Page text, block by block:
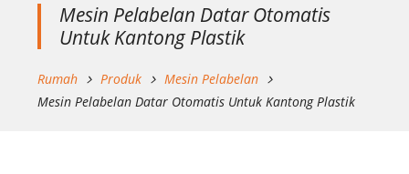
Mesin Pelabelan Datar Otomatis
Untuk Kantong Plastik
Rumah Produk
Mesin Pelabelan
Mesin Pelabelan Datar Otomatis Untuk Kantong Plastik